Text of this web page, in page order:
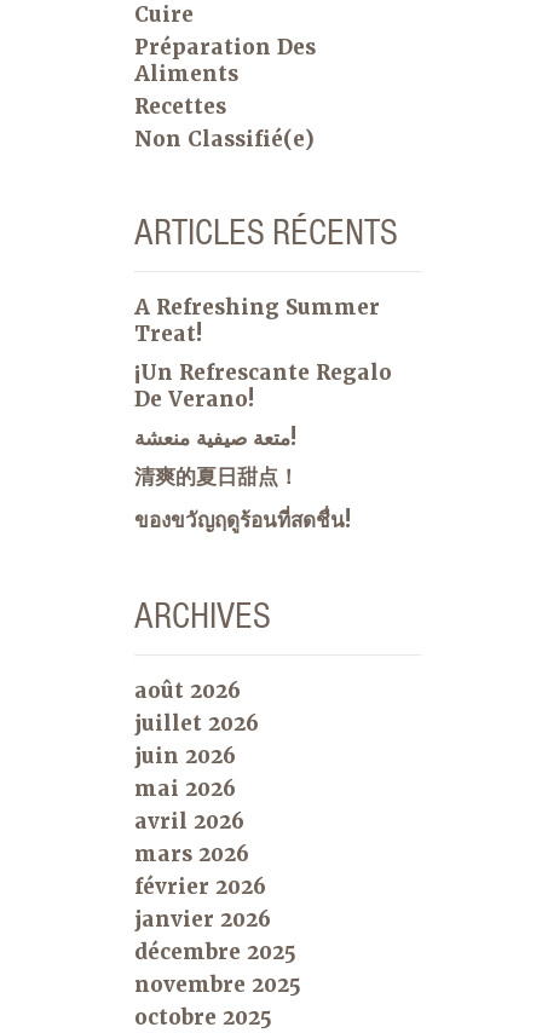
Cuire
Préparation Des
Aliments
Recettes
Non Classifié(e)
ARTICLES RÉCENTS
A Refreshing Summer
Treat!
¡Un Refrescante Regalo
De Verano!
متعة صيفية منعشة!
清爽的夏日甜点！
ของขวัญฤดูร้อนที่สดชื่น!
ARCHIVES
août 2026
juillet 2026
juin 2026
mai 2026
avril 2026
mars 2026
février 2026
janvier 2026
décembre 2025
novembre 2025
octobre 2025